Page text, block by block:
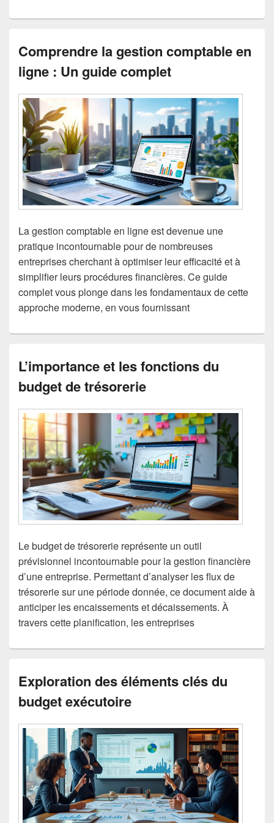
Comprendre la gestion comptable en
ligne : Un guide complet
La gestion comptable en ligne est devenue une
pratique incontournable pour de nombreuses
entreprises cherchant à optimiser leur efficacité et à
simplifier leurs procédures financières. Ce guide
complet vous plonge dans les fondamentaux de cette
approche moderne, en vous fournissant
L’importance et les fonctions du
budget de trésorerie
Le budget de trésorerie représente un outil
prévisionnel incontournable pour la gestion financière
d’une entreprise. Permettant d’analyser les flux de
trésorerie sur une période donnée, ce document aide à
anticiper les encaissements et décaissements. À
travers cette planification, les entreprises
Exploration des éléments clés du
budget exécutoire